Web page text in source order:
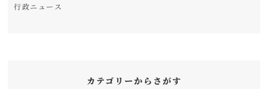
行政ニュース
カテゴリーからさがす